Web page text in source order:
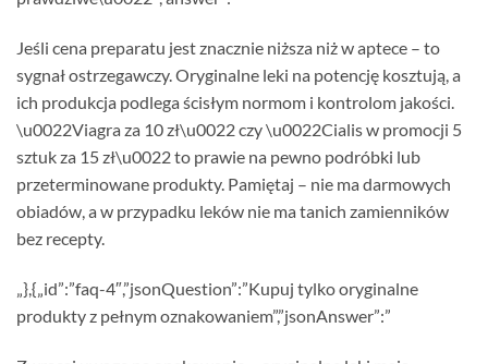
Jeśli cena preparatu jest znacznie niższa niż w aptece – to
sygnał ostrzegawczy. Oryginalne leki na potencję kosztują, a
ich produkcja podlega ścisłym normom i kontrolom jakości.
\u0022Viagra za 10 zł\u0022 czy \u0022Cialis w promocji 5
sztuk za 15 zł\u0022 to prawie na pewno podróbki lub
przeterminowane produkty. Pamiętaj – nie ma darmowych
obiadów, a w przypadku leków nie ma tanich zamienników
bez recepty.
„},{„id”:”faq-4″,”jsonQuestion”:”Kupuj tylko oryginalne
produkty z pełnym oznakowaniem”,”jsonAnswer”:”